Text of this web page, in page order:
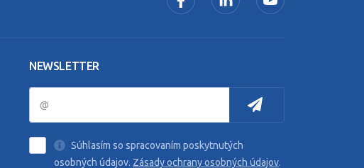
NEWSLETTER
Súhlasím so spracovaním poskytnutých
osobných údajov. Zásady ochrany osobných údajov.